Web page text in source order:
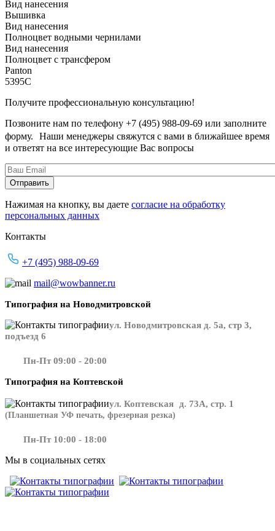
Вид нанесения
Вышивка
Вид нанесения
Полноцвет водными чернилами
Вид нанесения
Полноцвет с трансфером
Panton
5395C
Получите профессиональную консультацию!
Позвоните нам по телефону +7 (495) 988-09-69 или заполните
форму. Наши менеджеры свяжутся с вами в ближайшее время
и ответят на все интересующие Вас вопросы
Нажимая на кнопку, вы даете согласие на обработку
персональных данных
Контакты
+7 (495) 988-09-69
mail@wowbanner.ru
Типография на Новодмитровской
ул. Новодмитровская д. 5а, стр 3,
подъезд 6
Пн-Пт 09:00 - 20:00
Типография на Коптевской
ул. Коптевская д. 73А, стр. 1
(Планшетная УФ печать, фрезерная резка)
Пн-Пт 10:00 - 18:00
Мы в социальных сетях